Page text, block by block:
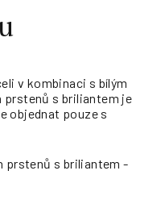
v kombinaci s bílým
prstenů s briliantem je
objednat pouze s
prstenů s briliantem -